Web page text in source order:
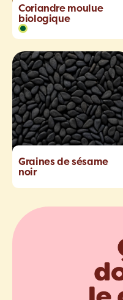
Coriandre moulue
biologique
Graines de sésame
noir